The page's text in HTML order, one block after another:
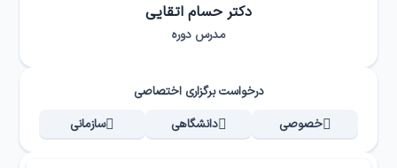
دکتر حسام اتقایی
مدرس دوره
درخواست برگزاری اختصاصی
خصوصی
دانشگاهی سازمانی